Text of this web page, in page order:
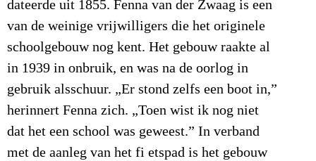
dateerde uit 1855. Fenna van der Zwaag is een
van de weinige vrijwilligers die het originele
schoolgebouw nog kent. Het gebouw raakte al
in 1939 in onbruik, en was na de oorlog in
gebruik alsschuur. „Er stond zelfs een boot in,”
herinnert Fenna zich. „Toen wist ik nog niet
dat het een school was geweest.” In verband
met de aanleg van het fi etspad is het gebouw